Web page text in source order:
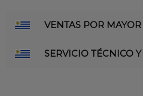
VENTAS POR
SERVICIO TÉCNICO